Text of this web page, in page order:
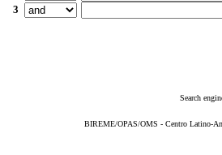
3
Search
BIREME/OPAS/OMS - Centro Latino-